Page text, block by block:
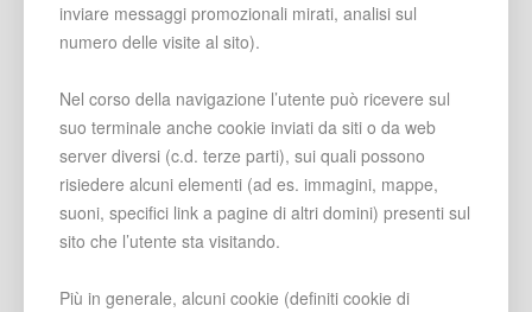
inviare messaggi promozionali mirati, analisi sul
numero delle visite al sito).
Nel corso della navigazione l’utente può ricevere sul
suo terminale anche cookie inviati da siti o da web
server diversi (c.d. terze parti), sui quali possono
risiedere alcuni elementi (ad es. immagini, mappe,
suoni, specifici link a pagine di altri domini) presenti sul
sito che l’utente sta visitando.
Più in generale, alcuni cookie (definiti cookie di